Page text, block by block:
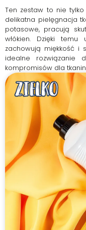
Ten zestaw to nie
delikatna pielęgnacja
potasowe, pracują
włókien. Dzięki
zachowują miękkość i
idealne rozwiązanie
kompromisów dla